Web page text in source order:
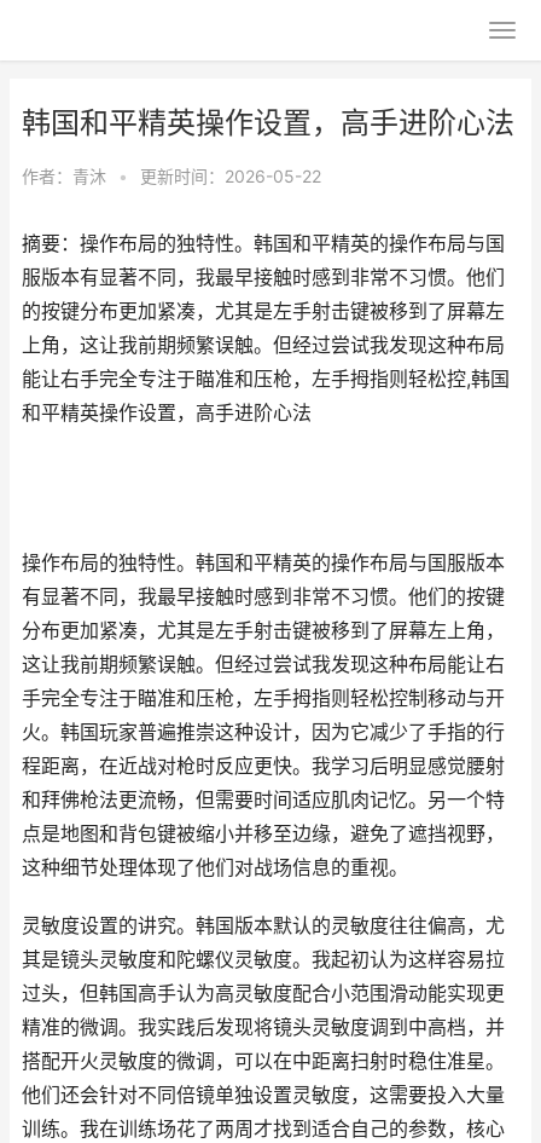
韩国和平精英操作设置，高手进阶心法
作者： 青沐 • 更新时间：2026-05-22
摘要：操作布局的独特性。韩国和平精英的操作布局与国
服版本有显著不同，我最早接触时感到非常不习惯。他们
的按键分布更加紧凑，尤其是左手射击键被移到了屏幕左
上角，这让我前期频繁误触。但经过尝试我发现这种布局
能让右手完全专注于瞄准和压枪，左手拇指则轻松控,韩国
和平精英操作设置，高手进阶心法
操作布局的独特性。韩国和平精英的操作布局与国服版本
有显著不同，我最早接触时感到非常不习惯。他们的按键
分布更加紧凑，尤其是左手射击键被移到了屏幕左上角，
这让我前期频繁误触。但经过尝试我发现这种布局能让右
手完全专注于瞄准和压枪，左手拇指则轻松控制移动与开
火。韩国玩家普遍推崇这种设计，因为它减少了手指的行
程距离，在近战对枪时反应更快。我学习后明显感觉腰射
和拜佛枪法更流畅，但需要时间适应肌肉记忆。另一个特
点是地图和背包键被缩小并移至边缘，避免了遮挡视野，
这种细节处理体现了他们对战场信息的重视。
灵敏度设置的讲究。韩国版本默认的灵敏度往往偏高，尤
其是镜头灵敏度和陀螺仪灵敏度。我起初认为这样容易拉
过头，但韩国高手认为高灵敏度配合小范围滑动能实现更
精准的微调。我实践后发现将镜头灵敏度调到中高档，并
搭配开火灵敏度的微调，可以在中距离扫射时稳住准星。
他们还会针对不同倍镜单独设置灵敏度，这需要投入大量
训练。我在训练场花了两周才找到适合自己的参数，核心